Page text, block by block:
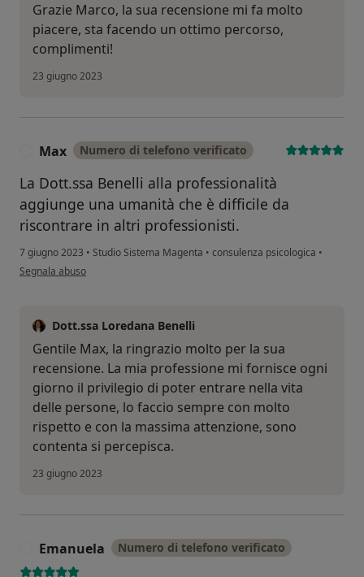
Grazie Marco, la sua recensione mi fa molto
piacere, sta facendo un ottimo percorso,
complimenti!
23 giugno 2023
Max Numero di telefono verificato
La Dott.ssa Benelli alla professionalità
aggiunge una umanità che è difficile da
riscontrare in altri professionisti.
7 giugno 2023 • Studio Sistema Magenta • consulenza psicologica •
secondo l'opinione dell'utente Max
Segnala abuso
Dott.ssa Loredana Benelli
Gentile Max, la ringrazio molto per la sua
recensione. La mia professione mi fornisce ogni
giorno il privilegio di poter entrare nella vita
delle persone, lo faccio sempre con molto
rispetto e con la massima attenzione, sono
contenta si percepisca.
23 giugno 2023
Emanuela Numero di telefono verificato